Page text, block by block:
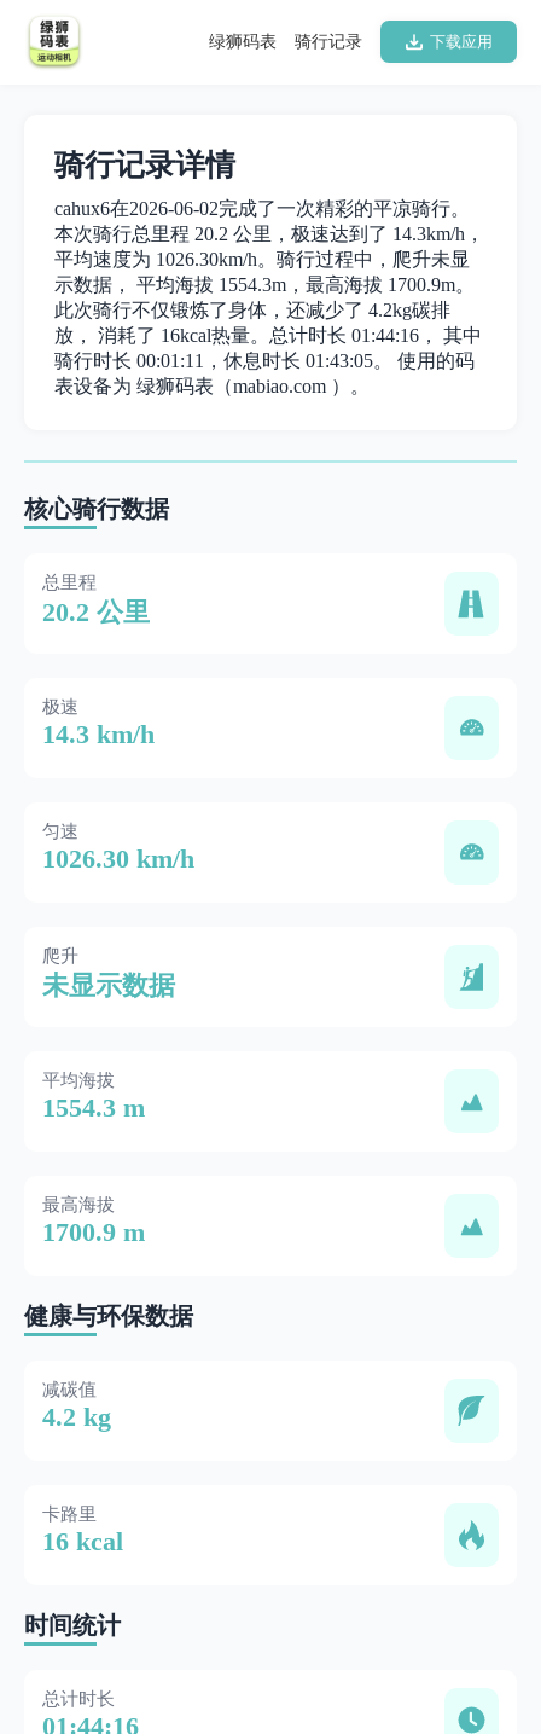
下载应用
骑行记录
绿狮码表
骑行记录详情
cahux6在2026-06-02完成了一次精彩的平凉骑行。
本次骑行总里程 20.2 公里，极速达到了 14.3km/h，
平均速度为 1026.30km/h。骑行过程中，爬升未显
示数据， 平均海拔 1554.3m，最高海拔 1700.9m。
此次骑行不仅锻炼了身体，还减少了 4.2kg碳排
放， 消耗了 16kcal热量。总计时长 01:44:16， 其中
骑行时长 00:01:11，休息时长 01:43:05。 使用的码
表设备为 绿狮码表（mabiao.com ）。
核心骑行数据
总里程
20.2 公里
极速
14.3 km/h
匀速
1026.30 km/h
爬升
未显示数据
平均海拔
1554.3 m
最高海拔
1700.9 m
健康与环保数据
减碳值
4.2 kg
卡路里
16 kcal
时间统计
总计时长
01:44:16